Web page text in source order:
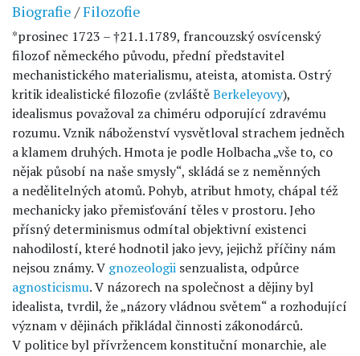
Biografie /Filozofie
*prosinec 1723 – †21.1.1789, francouzský osvícenský
filozof německého původu, přední představitel
mechanistického materialismu, ateista, atomista. Ostrý
kritik idealistické filozofie (zvláštěBerkeleyovy),
idealismus považoval za chiméru odporující zdravému
rozumu. Vznik náboženství vysvětloval strachem jedněch
a klamem druhých. Hmota je podle Holbacha „vše to, co
nějak působí na naše smysly“, skládá se z neměnných
a nedělitelných atomů. Pohyb, atribut hmoty, chápal též
mechanicky jako přemisťování těles v prostoru. Jeho
přísný determinismus odmítal objektivní existenci
nahodilostí, které hodnotil jako jevy, jejichž příčiny nám
nejsou známy. V gnozeologii senzualista, odpůrce
agnosticismu. V názorech na společnost a dějiny byl
idealista, tvrdil, že „názory vládnou světem“ a rozhodující
význam v dějinách přikládal činnosti zákonodárců.
V politice byl přívržencem konstituční monarchie, ale